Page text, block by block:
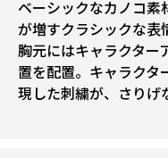
ベーシックなカノコ素
が増すクラシックな表
胸元にはキャラクター
置を配置。キャラクタ
現した刺繍が、さりげ